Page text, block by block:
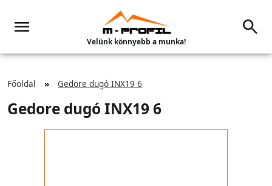
Velünk könnyebb a munka!
Főoldal Gedore dugó INX19 6
Gedore dugó INX19 6